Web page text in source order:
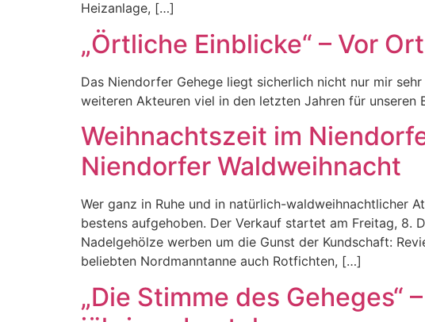
Heizanlage, […]
„Örtliche Einblicke“ – Vor
Das Niendorfer Gehege liegt sicherlich nicht nur mir
weiteren Akteuren viel in den letzten Jahren für unseren
Weihnachtszeit im
Niendorfer Waldweihnacht
Wer ganz in Ruhe und in natürlich-waldweihnachtlicher
bestens aufgehoben. Der Verkauf startet am Freitag, 8.
Nadelgehölze werben um die Gunst der Kundschaft:
beliebten Nordmanntanne auch Rotfichten, […]
„Die Stimme des Geheges“